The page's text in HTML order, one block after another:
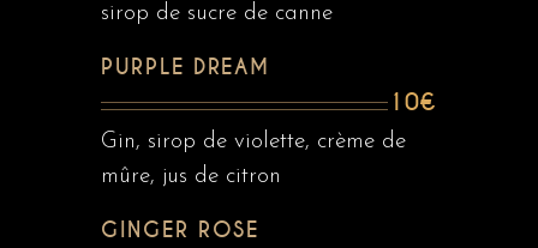
sirop de sucre de canne
PURPLE DREAM
10€
Gin, sirop de violette, crème de
mûre, jus de citron
GINGER ROSE